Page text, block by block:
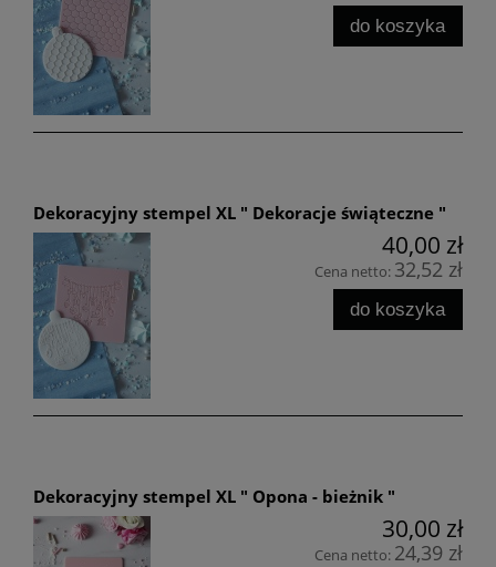
do koszyka
Dekoracyjny stempel XL " Dekoracje świąteczne "
40,00 zł
Cena netto: 32,52 zł
do koszyka
Dekoracyjny stempel XL " Opona - bieżnik "
30,00 zł
Cena netto: 24,39 zł